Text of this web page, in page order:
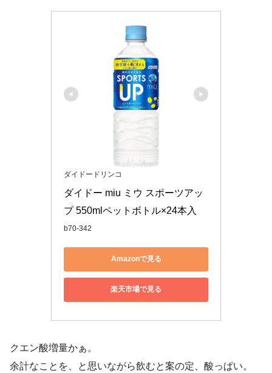
ダイドードリンコ
ダイドー miu ミウ スポーツアッ
プ 550mlペットボトル×24本入
b70-342
Amazonで見る
楽天市場で見る
クエン酸増量かぁ。
余計なことを、と思いながら飲むと案の定、酸っぱい。